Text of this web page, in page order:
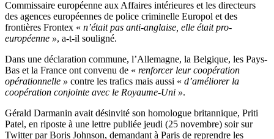
Commissaire européenne aux Affaires intérieures et les directeurs
des agences européennes de police criminelle Europol et des
frontières Frontex « n’était pas anti-anglaise, elle était pro-
européenne », a-t-il souligné.
Dans une déclaration commune, l’Allemagne, la Belgique, les Pays-
Bas et la France ont convenu de « renforcer leur coopération
opérationnelle » contre les trafics mais aussi « d’améliorer la
coopération conjointe avec le Royaume-Uni ».
Gérald Darmanin avait désinvité son homologue britannique, Priti
Patel, en riposte à une lettre publiée jeudi (25 novembre) soir sur
Twitter par Boris Johnson, demandant à Paris de reprendre les